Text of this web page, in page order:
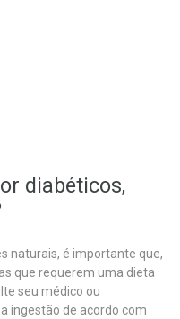
diabéticos,
naturais, é importante que,
que requerem uma dieta
seu médico ou
ingestão de acordo com